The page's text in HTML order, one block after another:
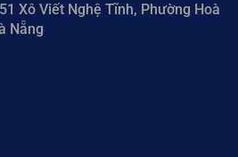
Xô Viết Nghệ Tĩnh, Phường Hoà
Nẵng